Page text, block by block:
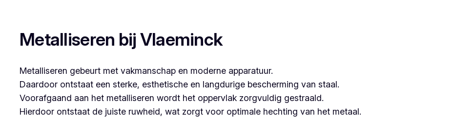
Metalliseren bij Vlaeminck
Metalliseren gebeurt met vakmanschap en moderne apparatuur.
Daardoor ontstaat een sterke, esthetische en langdurige bescherming van staal.
Voorafgaand aan het metalliseren wordt het oppervlak zorgvuldig gestraald.
Hierdoor ontstaat de juiste ruwheid, wat zorgt voor optimale hechting van het metaal.